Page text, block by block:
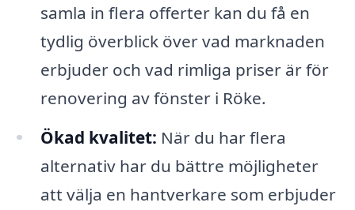
samla in flera offerter kan du få en
tydlig överblick över vad marknaden
erbjuder och vad rimliga priser är för
renovering av fönster i Röke.
Ökad kvalitet: När du har flera
alternativ har du bättre möjligheter
att välja en hantverkare som erbjuder